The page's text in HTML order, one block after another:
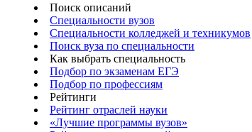
Поиск описаний
Специальности вузов
Специальности колледжей и техникумов
Поиск вуза по специальности
Как выбрать специальность
Подбор по экзаменам ЕГЭ
Подбор по профессиям
Рейтинги
Рейтинг отраслей науки
«Лучшие программы вузов»